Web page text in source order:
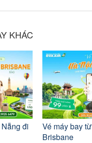
KHÁC
đi
Vé máy bay
Brisbane